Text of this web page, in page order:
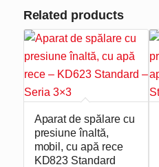
Related products
Aparat de spălare cu
presiune înaltă,
mobil, cu apă rece
KD823 Standard